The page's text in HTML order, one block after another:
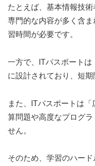
たとえば、基本情報技術
専門的な内容が多く含
習時間が必要です。
一方で、ITパスポートは
に設計されており、短期
また、ITパスポートは
算問題や高度なプログ
せん。
そのため、学習のハー